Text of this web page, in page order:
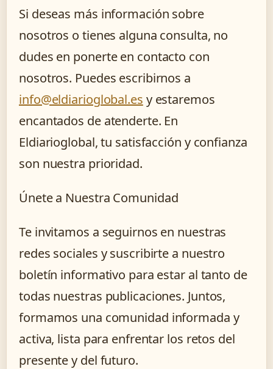
Si deseas más información sobre
nosotros o tienes alguna consulta, no
dudes en ponerte en contacto con
nosotros. Puedes escribirnos a
info@eldiarioglobal.es y estaremos
encantados de atenderte. En
Eldiarioglobal, tu satisfacción y confianza
son nuestra prioridad.
Únete a Nuestra Comunidad
Te invitamos a seguirnos en nuestras
redes sociales y suscribirte a nuestro
boletín informativo para estar al tanto de
todas nuestras publicaciones. Juntos,
formamos una comunidad informada y
activa, lista para enfrentar los retos del
presente y del futuro.